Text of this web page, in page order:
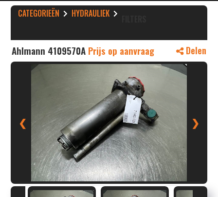
CATEGORIEËN HYDRAULIEK
Ahlmann 4109570A Prijs op aanvraag Delen
❮ ❯